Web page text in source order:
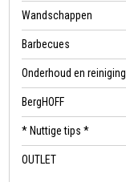
Wandschappen
Barbecues
Onderhoud en reiniging
BergHOFF
* Nuttige tips *
OUTLET